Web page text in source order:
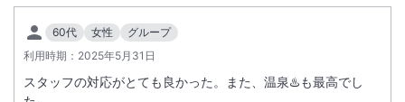
60代 女性
グループ
利用時期： 2025年5月31日
スタッフの対応がとても良かった。また、温泉♨️も最高でし